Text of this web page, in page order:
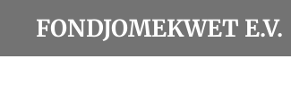
FONDJOMEKWET E.V.